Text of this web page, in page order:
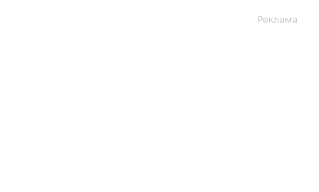
Реклама